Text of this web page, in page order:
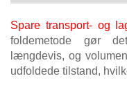
Spare transport- og
foldemetode gør
længdevis, og
udfoldede tilstand,